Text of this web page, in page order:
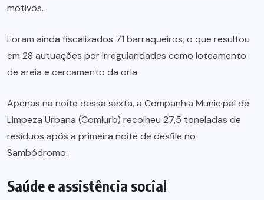
motivos.
Foram ainda fiscalizados 71 barraqueiros, o que resultou
em 28 autuações por irregularidades como loteamento
de areia e cercamento da orla.
Apenas na noite dessa sexta, a Companhia Municipal de
Limpeza Urbana (Comlurb) recolheu 27,5 toneladas de
resíduos após a primeira noite de desfile no
Sambódromo.
Saúde e assistência social